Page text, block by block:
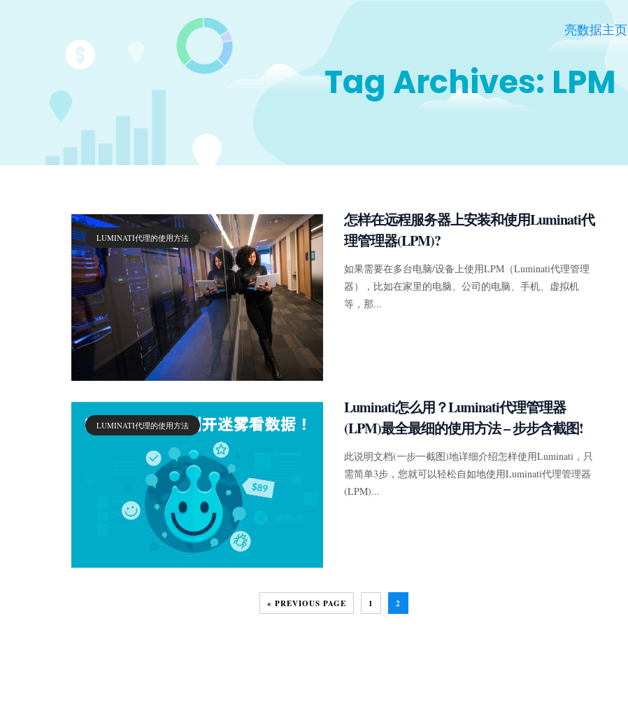
亮数据主页
Tag Archives: LPM
LUMINATI代理的使用方法
怎样在远程服务器上安装和使用Luminati代
理管理器(LPM)?
如果需要在多台电脑/设备上使用LPM（Luminati代理管理
器），比如在家里的电脑、公司的电脑、手机、虚拟机
等，那...
LUMINATI代理的使用方法
Luminati怎么用？Luminati代理管理器
(LPM)最全最细的使用方法 – 步步含截图!
此说明文档(一步一截图)地详细介绍怎样使用Luminati，只
需简单3步，您就可以轻松自如地使用Luminati代理管理器
(LPM)...
« PREVIOUS PAGE 1 2